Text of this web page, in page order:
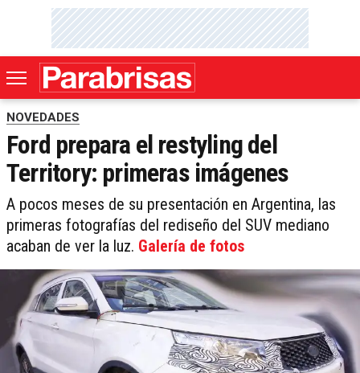
NOVEDADES
Ford prepara el restyling del
Territory: primeras imágenes
A pocos meses de su presentación en Argentina, las
primeras fotografías del rediseño del SUV mediano
acaban de ver la luz. Galería de fotos